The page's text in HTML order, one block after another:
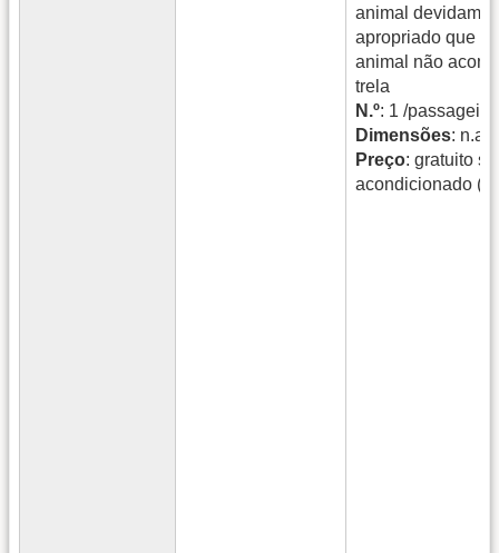
animal
apropriado que
animal não
trela
N.º: 1 /passageiro
Dimensões: n.a.
Preço: gratuito
acondicionado